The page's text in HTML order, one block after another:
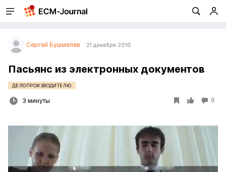
Сергей Бушмелев 21 декабря 2010
Пасьянс из электронных документов
ДЕЛОПРОИЗВОДИТЕЛЮ
3 минуты 6